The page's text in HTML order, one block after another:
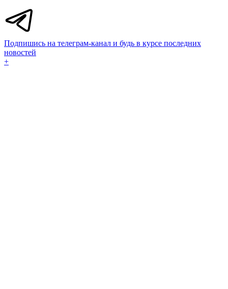
Подпишись на телеграм-канал и будь в курсе последних
новостей
+